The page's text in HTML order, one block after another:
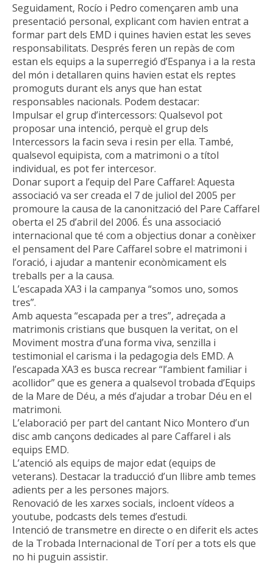
Seguidament, Rocío i Pedro començaren amb una
presentació personal, explicant com havien entrat a
formar part dels EMD i quines havien estat les seves
responsabilitats. Després feren un repàs de com
estan els equips a la superregió d’Espanya i a la resta
del món i detallaren quins havien estat els reptes
promoguts durant els anys que han estat
responsables nacionals. Podem destacar:
Impulsar el grup d’intercessors: Qualsevol pot
proposar una intenció, perquè el grup dels
Intercessors la facin seva i resin per ella. També,
qualsevol equipista, com a matrimoni o a títol
individual, es pot fer intercesor.
Donar suport a l’equip del Pare Caffarel: Aquesta
associació va ser creada el 7 de juliol del 2005 per
promoure la causa de la canonització del Pare Caffarel
oberta el 25 d’abril del 2006. És una associació
internacional que té com a objectius donar a conèixer
el pensament del Pare Caffarel sobre el matrimoni i
l’oració, i ajudar a mantenir econòmicament els
treballs per a la causa.
L’escapada XA3 i la campanya “somos uno, somos
tres”.
Amb aquesta “escapada per a tres”, adreçada a
matrimonis cristians que busquen la veritat, on el
Moviment mostra d’una forma viva, senzilla i
testimonial el carisma i la pedagogia dels EMD. A
l’escapada XA3 es busca recrear “l’ambient familiar i
acollidor” que es genera a qualsevol trobada d’Equips
de la Mare de Déu, a més d’ajudar a trobar Déu en el
matrimoni.
L’elaboració per part del cantant Nico Montero d’un
disc amb cançons dedicades al pare Caffarel i als
equips EMD.
L’atenció als equips de major edat (equips de
veterans). Destacar la traducció d’un llibre amb temes
adients per a les persones majors.
Renovació de les xarxes socials, incloent vídeos a
youtube, podcasts dels temes d’estudi.
Intenció de transmetre en directe o en diferit els actes
de la Trobada Internacional de Torí per a tots els que
no hi puguin assistir.